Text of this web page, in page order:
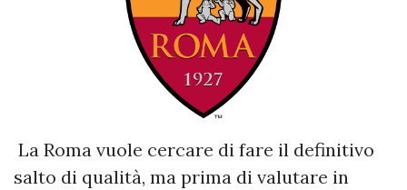
La Roma vuole cercare di fare il definitivo
salto di qualità, ma prima di valutare in